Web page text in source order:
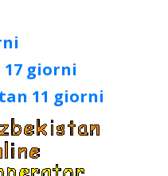
giorni
11 giorni